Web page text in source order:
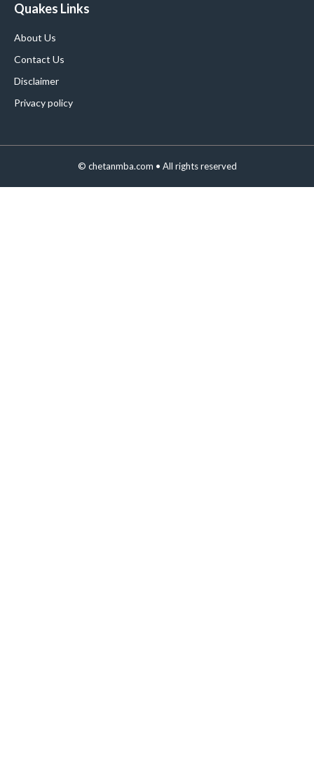
Quakes Links
About Us
Contact Us
Disclaimer
Privacy policy
© chetanmba.com • All rights reserved